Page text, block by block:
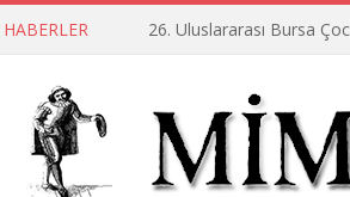
HABERLER 26. Uluslararası Bursa